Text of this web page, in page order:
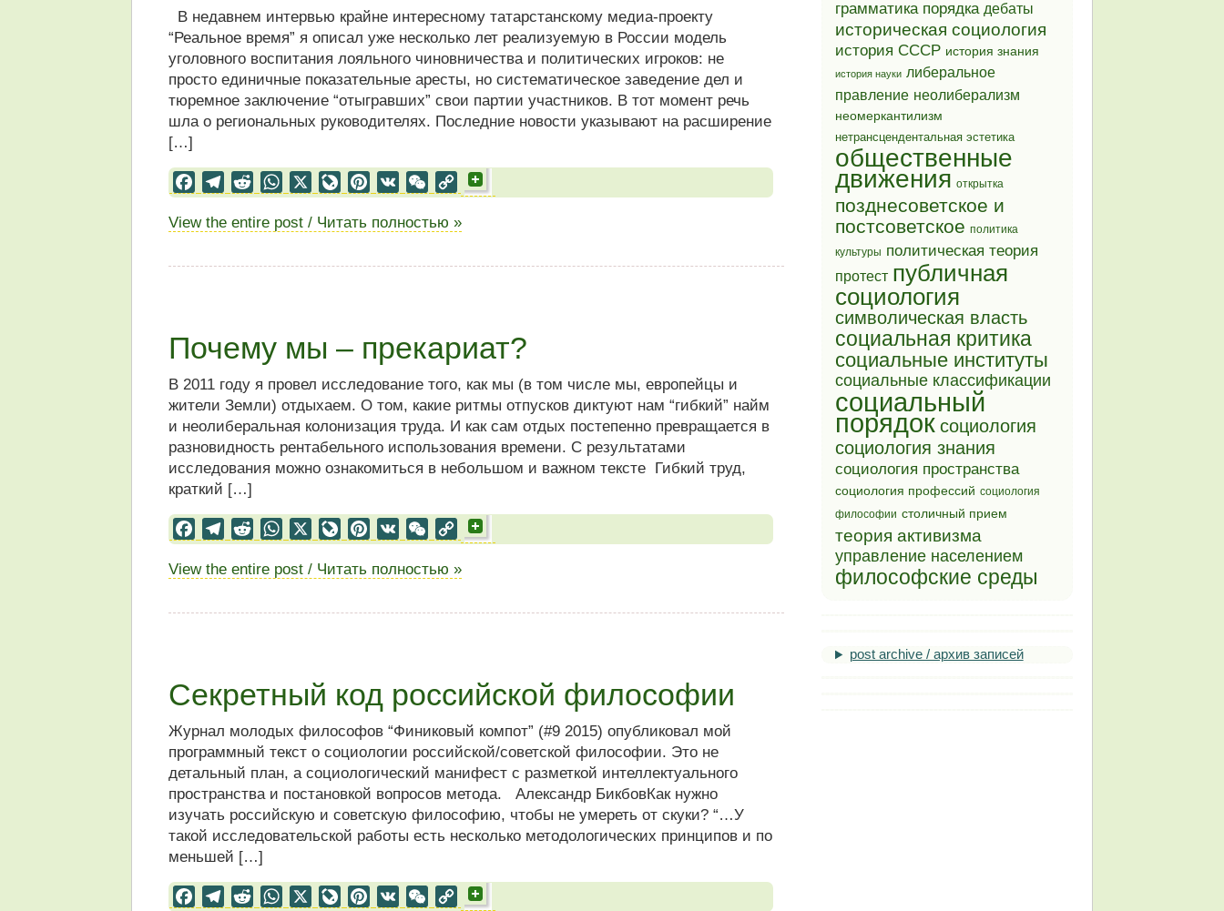
В недавнем интервью крайне интересному татарстанскому медиа-проекту
“Реальное время” я описал уже несколько лет реализуемую в России модель
уголовного воспитания лояльного чиновничества и политических игроков: не
просто единичные показательные аресты, но систематическое заведение дел и
тюремное заключение “отыгравших” свои партии участников. В тот момент речь
шла о региональных руководителях. Последние новости указывают на расширение
[…]
FacebookTelegramRedditWhatsApp LiveJournal
Pinterest
VK WeChat
Copy
View the entire post / Читать полностью »
Почему мы – прекариат?
В 2011 году я провел исследование того, как мы (в том числе мы, европейцы и
жители Земли) отдыхаем. О том, какие ритмы отпусков диктуют нам “гибкий” найм
и неолиберальная колонизация труда. И как сам отдых постепенно превращается в
разновидность рентабельного использования времени. С результатами
исследования можно ознакомиться в небольшом и важном тексте Гибкий труд,
краткий […]
FacebookTelegramRedditWhatsApp LiveJournal
Pinterest
VK WeChat
Copy
View the entire post / Читать полностью »
Секретный код российской философии
Журнал молодых философов “Финиковый компот” (#9 2015) опубликовал мой
программный текст о социологии российской/советской философии. Это не
детальный план, а социологический манифест с разметкой интеллектуального
пространства и постановкой вопросов метода. Александр БикбовКак нужно
изучать российскую и советскую философию, чтобы не умереть от скуки? “…У
такой исследовательской работы есть несколько методологических принципов и по
меньшей […]
FacebookTelegramRedditWhatsApp LiveJournal
Pinterest
VK WeChat
Copy
грамматика порядка дебаты
историческая социология
история СССР история знания
история науки либеральное
правление неолиберализм
неомеркантилизм
нетрансцендентальная эстетика
общественные
движения открытка
позднесоветское и
постсоветское политика
культуры политическая теория
протест публичная
социология
символическая власть
социальная критика
социальные институты
социальные классификации
социальный
порядок социология
социология знания
социология пространства
социология профессий социология
философии столичный прием
теория активизма
управление населением
философские среды
post archive / архив записей